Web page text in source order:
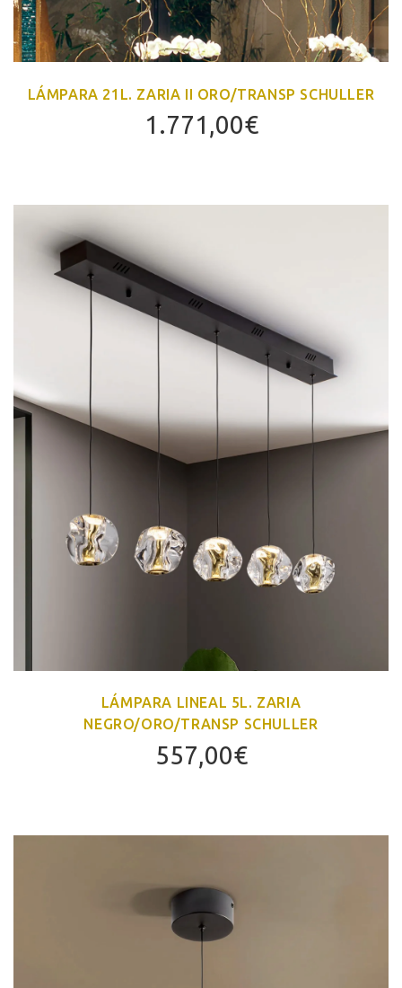
LÁMPARA 21L. ZARIA II ORO/TRANSP SCHULLER
1.771,00€
LÁMPARA LINEAL 5L. ZARIA
NEGRO/ORO/TRANSP SCHULLER
557,00€